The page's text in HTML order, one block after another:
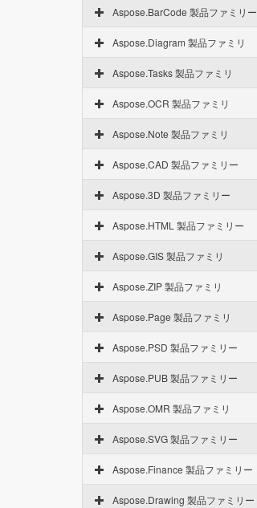
Aspose.BarCode 製品ファミリー
Aspose.Diagram 製品ファミリ
Aspose.Tasks 製品ファミリ
Aspose.OCR 製品ファミリ
Aspose.Note 製品ファミリ
Aspose.CAD 製品ファミリー
Aspose.3D 製品ファミリー
Aspose.HTML 製品ファミリー
Aspose.GIS 製品ファミリ
Aspose.ZIP 製品ファミリ
Aspose.Page 製品ファミリ
Aspose.PSD 製品ファミリー
Aspose.PUB 製品ファミリー
Aspose.OMR 製品ファミリ
Aspose.SVG 製品ファミリー
Aspose.Finance 製品ファミリー
Aspose.Drawing 製品ファミリー